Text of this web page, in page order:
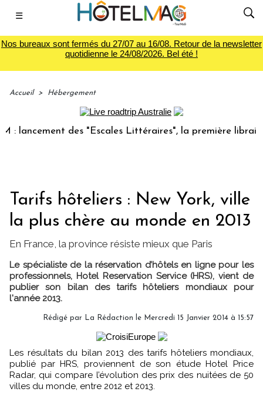
☰
Nos bureaux sont fermés du 27/07 au 16/08. Retour de la newsletter
quotidienne le 24/08/2026. Bel été !
Accueil > Hébergement
des "Escales Littéraires", la première librairie
Tarifs hôteliers : New York, ville
la plus chère au monde en 2013
En France, la province résiste mieux que Paris
Le spécialiste de la réservation d’hôtels en ligne pour les
professionnels, Hotel Reservation Service (HRS), vient de
publier son bilan des tarifs hôteliers mondiaux pour
l'année 2013.
Rédigé par La Rédaction le Mercredi 15 Janvier 2014 à 15:57
Les résultats du bilan 2013 des tarifs hôteliers mondiaux,
publié par HRS, proviennent de son étude Hotel Price
Radar, qui compare l’évolution des prix des nuitées de 50
villes du monde, entre 2012 et 2013.